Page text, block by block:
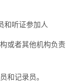
听证参加人
或者其他机构负责
和记录员。